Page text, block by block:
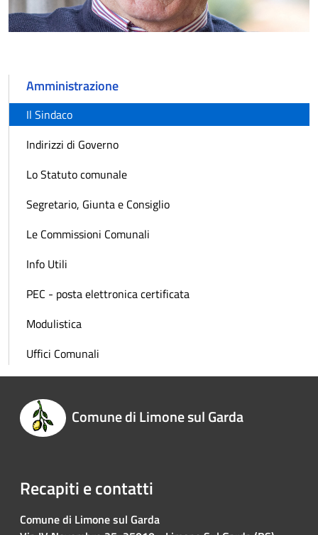
Amministrazione
Il Sindaco
Indirizzi di Governo
Lo Statuto comunale
Segretario, Giunta e Consiglio
Le Commissioni Comunali
Info Utili
PEC - posta elettronica certificata
Modulistica
Uffici Comunali
Comune di Limone sul Garda
Recapiti e contatti
Comune di Limone sul Garda